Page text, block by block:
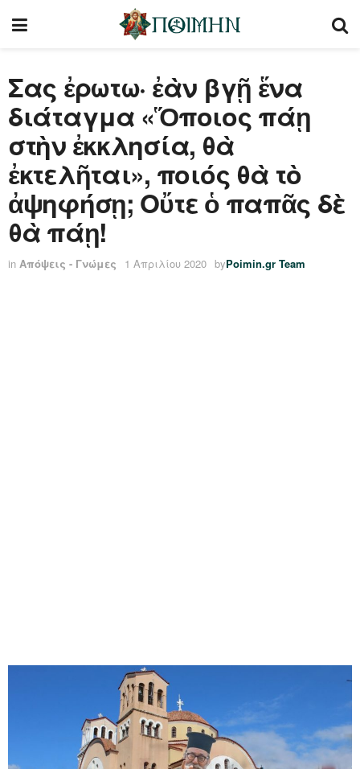
Σας ἐρωτω· ἐὰν βγῇ ἕνα
διάταγμα «Ὅποιος πάῃ
στὴν ἐκκλησία, θὰ
ἐκτελῆται», ποιός θὰ τὸ
ἀψηφήσῃ; Οὔτε ὁ παπᾶς δὲ
θὰ πάῃ!
in Απόψεις - Γνώμες 1 Απριλίου 2020 byPoimin.gr Team